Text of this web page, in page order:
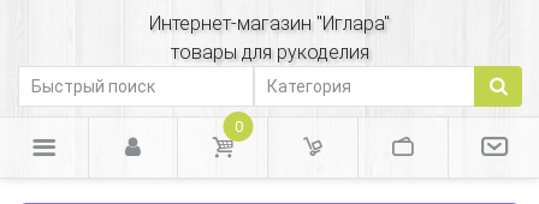
Интернет-магазин "Иглара"
товары для рукоделия
0